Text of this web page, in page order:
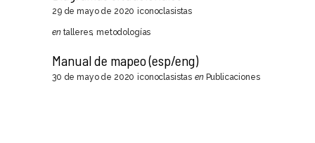
29 de mayo de 2020 iconoclasistas
en talleres,metodologías
Manual de mapeo (esp/eng)
30 de mayo de 2020 iconoclasistas en Publicaciones